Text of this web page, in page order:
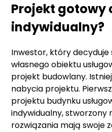
Projekt gotowy
indywidualny?
Inwestor, który decyduje
własnego obiektu
projekt budowlany.
nabycia projektu.
projektu budynku
indywidualny, stworzony
rozwiązania mają swoje